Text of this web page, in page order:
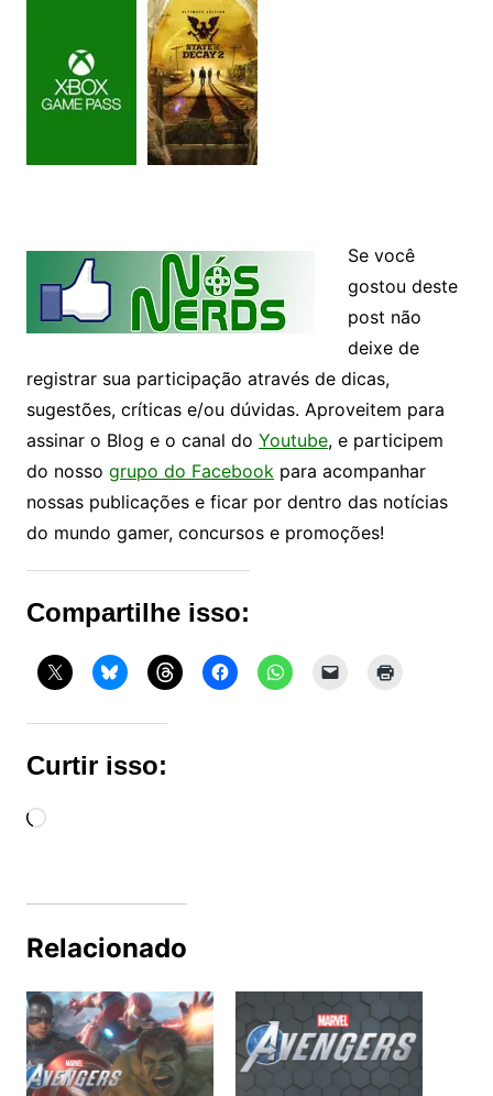
Se você
gostou deste
post não
deixe de
registrar sua participação através de dicas,
sugestões, críticas e/ou dúvidas. Aproveitem para
assinar o Blog e o canal do Youtube, e participem
do nosso grupo do Facebook para acompanhar
nossas publicações e ficar por dentro das notícias
do mundo gamer, concursos e promoções!
Compartilhe isso:
Curtir isso:
Carregando...
Relacionado